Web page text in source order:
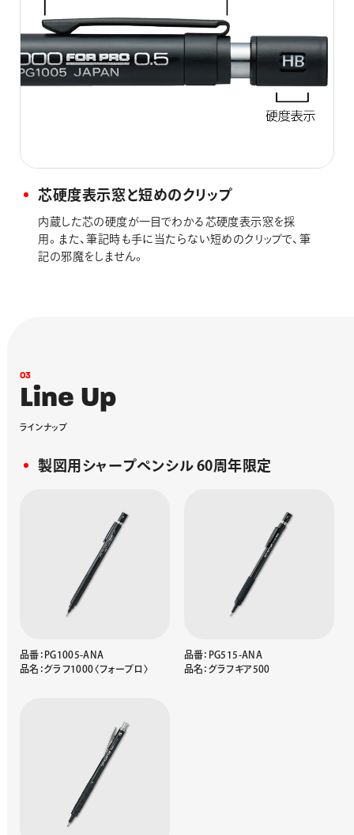
芯硬度表示窓と短めのクリップ
内蔵した芯の硬度が一目でわかる芯硬度表示窓を採
用。また、筆記時も手に当たらない短めのクリップで、筆
記の邪魔をしません。
03
Line Up
ラインナップ
製図用シャープペンシル 60周年限定
品番：PG1005-ANA
品名：グラフ1000〈フォープロ〉
品番：PG515-ANA
品名：グラフギア500